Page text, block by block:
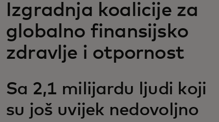
Za inovatore
Novosti i trendovi
Izgradnja koalicije za
globalno finansijsko
zdravlje i otpornost
Sa 2,1 milijardu ljudi koji
su još uvijek nedovoljno